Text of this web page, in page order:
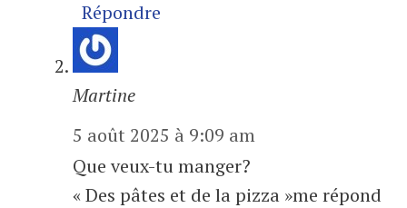
Répondre
Martine
5 août 2025 à 9:09 am
Que veux-tu manger?
« Des pâtes et de la pizza »me répond